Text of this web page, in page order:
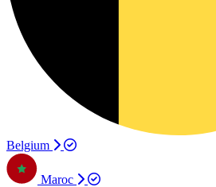
Belgium
Maroc